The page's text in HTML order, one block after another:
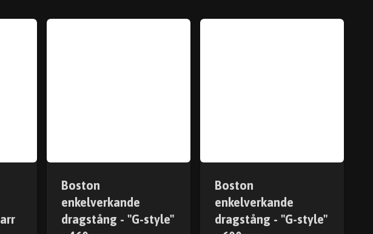
Boston
enkelverkande
dragstång - "G-style"
Boston
enkelverkande
dragstång - "G-style"